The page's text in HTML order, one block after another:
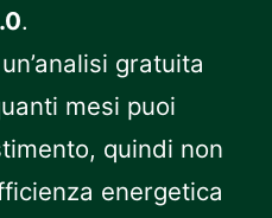
.
gratuita
mesi puoi
quindi non
energetica